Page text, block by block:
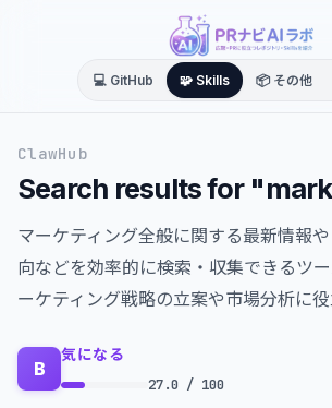
💻 GitHub 🧩 Skills 📦 その他
ClawHub
Search results for
マーケティング全般に関する最新情報
向などを効率的に検索・収集できるツ
ーケティング戦略の立案や市場分析に役
B
気になる
27.0 / 100